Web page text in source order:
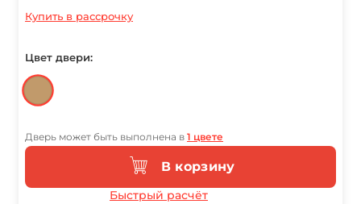
Купить в рассрочку
Цвет двери:
Дверь может быть выполнена в 1 цвете
В корзину
Быстрый расчёт